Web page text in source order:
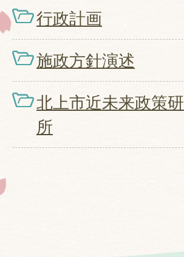
行政計画
施政方針演述
北上市近未来政策
所